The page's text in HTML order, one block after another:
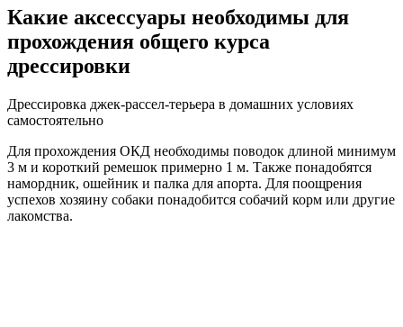
Какие аксессуары необходимы для
прохождения общего курса
дрессировки
Дрессировка джек-рассел-терьера в домашних условиях
самостоятельно
Для прохождения ОКД необходимы поводок длиной минимум
3 м и короткий ремешок примерно 1 м. Также понадобятся
намордник, ошейник и палка для апорта. Для поощрения
успехов хозяину собаки понадобится собачий корм или другие
лакомства.